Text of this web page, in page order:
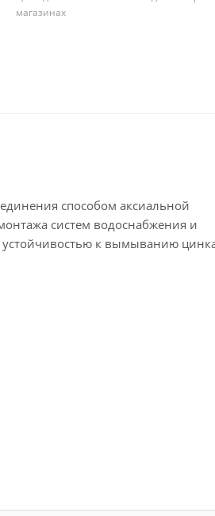
магазинах
способом аксиальной
систем водоснабжения и
к вымыванию